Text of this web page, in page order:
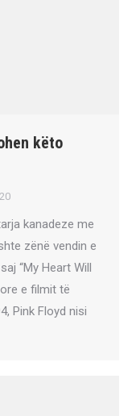
këto
kanadeze me
zënë vendin e
“My Heart Will
e filmit të
Pink Floyd nisi